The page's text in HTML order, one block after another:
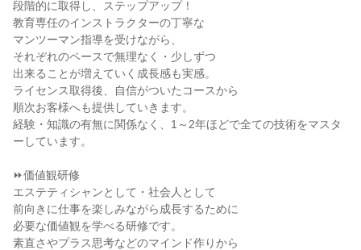
段階的に取得し、ステップアップ！
教育専任のインストラクターの丁寧な
マンツーマン指導を受けながら、
それぞれのペースで無理なく・少しずつ
出来ることが増えていく成長感も実感。
ライセンス取得後、自信がついたコースから
順次お客様へも提供していきます。
経験・知識の有無に関係なく、1～2年ほどで全ての技術をマスタ
ーしています。
⏩価値観研修
エステティシャンとして・社会人として
前向きに仕事を楽しみながら成長するために
必要な価値観を学べる研修です。
素直さやプラス思考などのマインド作りから